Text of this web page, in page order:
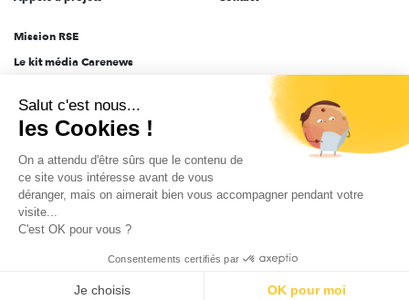
Mission RSE
Le kit média Carenews
AEF info
Novethic
PRODURABLE
Inclusiv Day
Données personnelles Mentions légales 2025-2026 Tout droits réservés
Salut c'est nous...
les Cookies !
On a attendu d'être sûrs que le contenu de
ce site vous intéresse avant de vous
déranger, mais on aimerait bien vous accompagner pendant votre
visite...
C'est OK pour vous ?
Consentements certifiés par
Je choisis OK pour moi